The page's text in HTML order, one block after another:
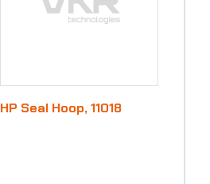
HP Seal Hoop, 11018